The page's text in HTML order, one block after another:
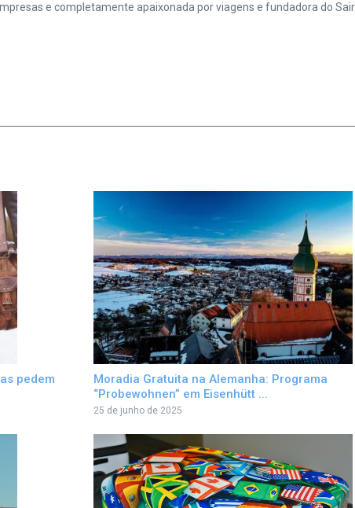
e completamente apaixonada por viagens e fundadora do
pedem
Moradia Gratuita na Alemanha: Programa
“Probewohnen” em Eisenhütt ...
25 de junho de 2025